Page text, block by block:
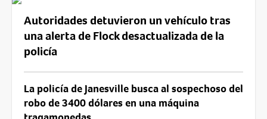
Autoridades detuvieron un vehículo tras
una alerta de Flock desactualizada de la
policía
La policía de Janesville busca al sospechoso del
robo de 3400 dólares en una máquina